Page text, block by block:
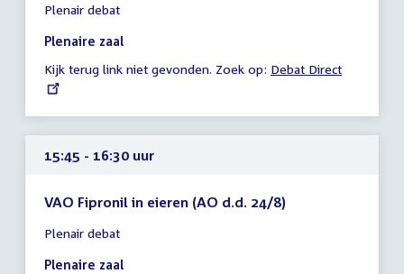
vergadering
13:45
15:45
uur
Plenair debat
Plenaire zaal
Kijk terug link niet gevonden. Zoek op: External
Debat Direct
15:45 - 16:30 uur
VAO Fipronil in eieren (AO d.d. 24/8)
vergadering
15:45
Plenair debat
Plenaire zaal